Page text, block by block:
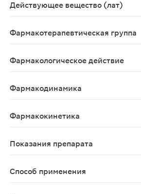
Действующее вещество (лат)
Фармакотерапевтическая группа
Фармакологическое действие
Фармакодинамика
Фармакокинетика
Показания препарата
Способ применения